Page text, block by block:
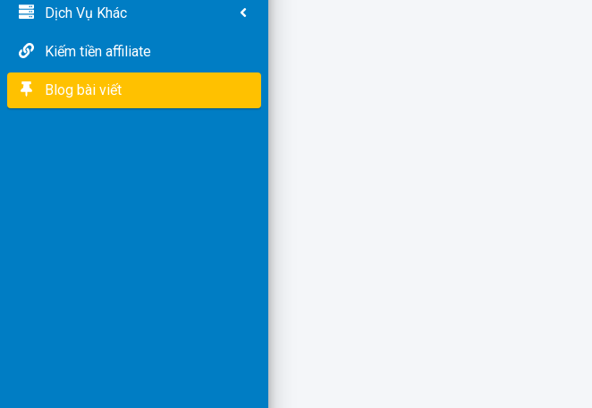
Dịch Vụ Khác
Kiếm tiền affiliate
Blog bài viết